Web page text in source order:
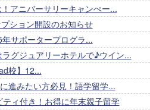
アニバーサリーキャンぺー...
ション開設のお知らせ
年サポータープログラ...
ラグジュアリーホテルで♪ウイン...
校】12...
進みたい方必見！語学留学...
ティ付き！お得に年末親子留学